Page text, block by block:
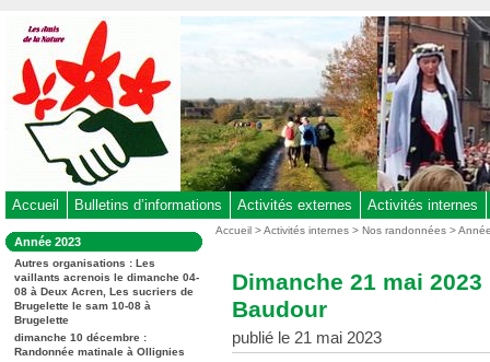
au
contenu
-
Aller
au
menu
-
à
la
recherche
Accueil Bulletins d’informations Activités externes Activités internes
Dans
la
rubrique
:
Année 2023
Autres organisations : Les
vaillants acrenois le dimanche 04-
08 à Deux Acren, Les sucriers de
Brugelette le sam 10-08 à
Brugelette
dimanche 10 décembre :
Randonnée matinale à Ollignies
Vous
Accueil >Activités internes >Nos randonnées>
Dimanche 21 mai
Baudour
publié le 21 mai 2023